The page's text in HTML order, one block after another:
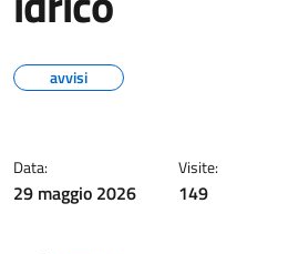
avvisi
Data:
29 maggio 2026
Visite:
149